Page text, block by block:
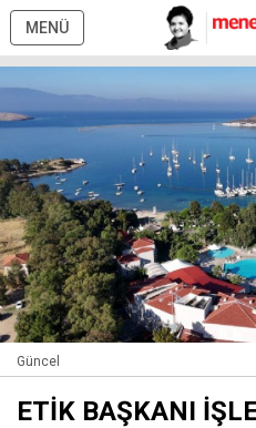
MENÜ
Güncel
ETİK BAŞKANI